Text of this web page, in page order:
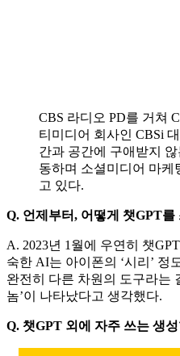
CBS 라디오 PD를 거쳐
티미디어 회사인 CBSi
간과 공간에 구애받지
동하며 소셜미디어 마케
고 있다.
Q. 언제부터, 어떻게 챗GPT를
A. 2023년 1월에 우연히 챗
숙한 AI는 아이폰의 ‘시리’ 정
완전히 다른 차원의 도구라는
놈’이 나타났다고 생각했다.
Q. 챗GPT 외에 자주 쓰는 생